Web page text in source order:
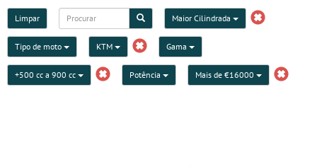
Limpar Maior Cilindrada
Tipo de moto KTM Gama
+500 cc a 900 cc Potência Mais de €16000